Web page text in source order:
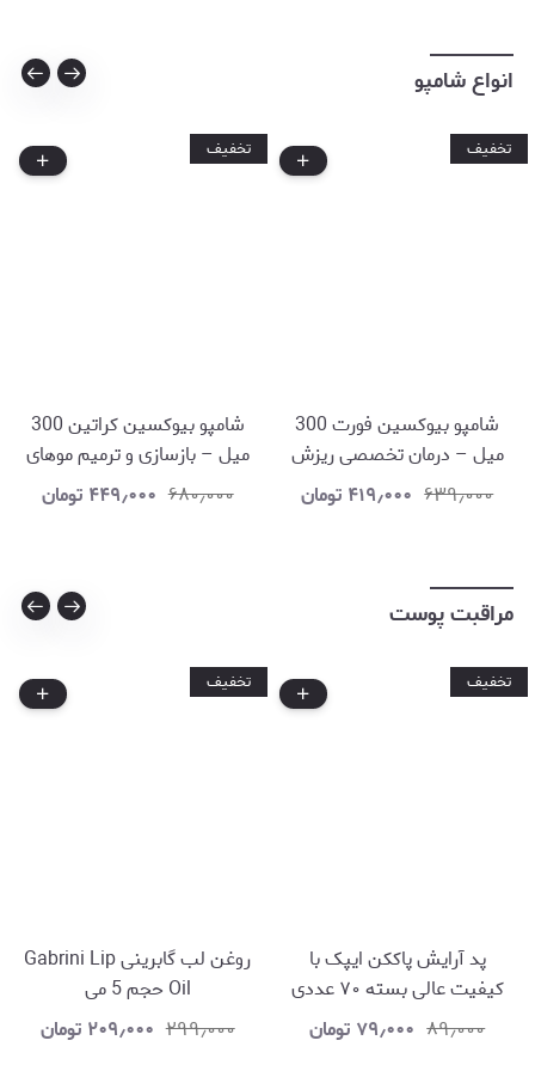
انواع شامپو
تخفیف
شامپو بیوکسین فورت 300
میل – درمان تخصصی ریزش
مو و تقویت فولیکول ها
۶۳۹٫۰۰۰ ۴۱۹٫۰۰۰ تومان
تخفیف
شامپو بیوکسین کراتین 300
میل – بازسازی و ترمیم موهای
آسیب دیده و خشک۶۸۰٫۰۰۰ ۴۴۹٫۰۰۰ تومان
مراقبت پوست
تخفیف
پد آرایش پاککن ایپک با
کیفیت عالی بسته ۷۰ عددی
۸۹٫۰۰۰ ۷۹٫۰۰۰ تومان
تخفیف
روغن لب گابرینی Gabrini Lip
Oil حجم 5 می
۲۹۹٫۰۰۰ ۲۰۹٫۰۰۰ تومان